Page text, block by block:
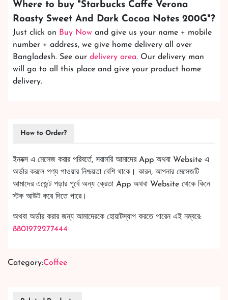
Where to buy "Starbucks Caffe Verona
Roasty Sweet And Dark Cocoa Notes 200G"?
Just click on Buy Now and give us your name + mobile
number + address, we give home delivery all over
Bangladesh. See our delivery area. Our delivery man
will go to all this place and give your product home
delivery.
How to Order?
ইনবক্স এ মেসেজ করার পরিবর্তে, সরাসরি আমাদের App অথবা Website এ
অর্ডার করলে পণ্য পাওয়ার নিশ্চয়তা বেশি থাকে। কারন, আপনার মেসেজটি
আমাদের এজেন্ট পড়ার পূর্বে অন্য ক্রেতা App অথবা Website থেকে কিনে
স্টক আউট করে দিতে পারে।
অথবা অর্ডার করার জন্য আমাদেরকে হোয়াটস্যাপ করতে পারেন এই নম্বরে:
8801972277444
Category:Coffee